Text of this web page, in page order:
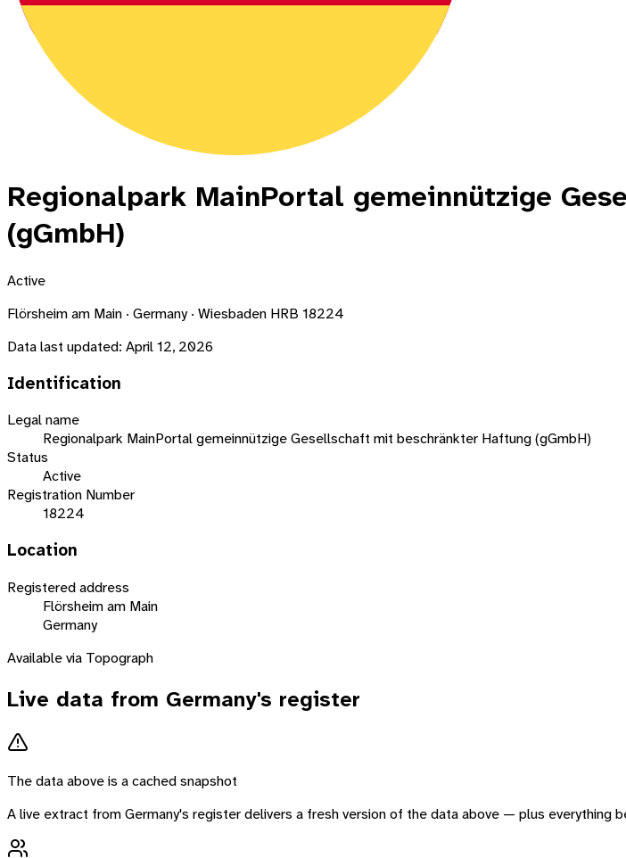
Regionalpark MainPortal gemeinnützige
(gGmbH)
Active
Flörsheim am Main · Germany · Wiesbaden HRB 18224
Data last updated: April 12, 2026
Identification
Legal name
Regionalpark MainPortal gemeinnützige Gesellschaft mit beschränkter Haftung (gGmbH)
Status
Active
Registration Number
18224
Location
Registered address
Flörsheim am Main
Germany
Available via Topograph
Live data from Germany's register
The data above is a cached snapshot
A live extract fromGermany's register delivers a fresh version of the data above — plus everything